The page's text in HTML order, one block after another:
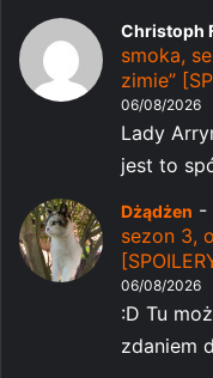
Christoph
smoka,
zimie”
06/08/2026
Lady
jest to
Dżądżen -
sezon 3,
06/08/2026
:D Tu
zdaniem